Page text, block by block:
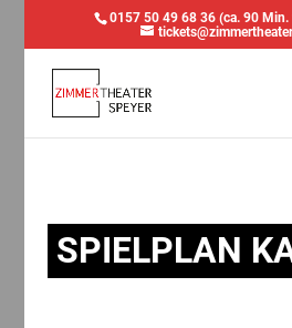
0157 50 49 68 36 (ca. 90
SPIELPLAN